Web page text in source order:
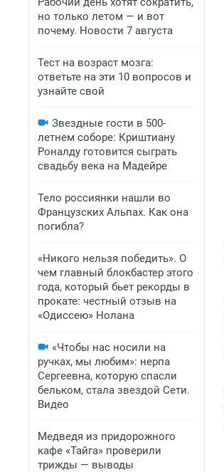
но только летом — и вот
почему. Новости 7 августа
Тест на возраст мозга:
ответьте на эти 10 вопросов и
узнайте свой
Звездные гости в 500-
летнем соборе: Криштиану
Роналду готовится сыграть
свадьбу века на Мадейре
Тело россиянки нашли во
Французских Альпах. Как она
погибла?
«Никого нельзя победить». О
чем главный блокбастер этого
года, который бьет рекорды в
прокате: честный отзыв на
«Одиссею» Нолана
«Чтобы нас носили на
ручках, мы любим»: нерпа
Сергеевна, которую спасли
бельком, стала звездой Сети.
Видео
Медведя из придорожного
кафе «Тайга» проверили
трижды — выводы